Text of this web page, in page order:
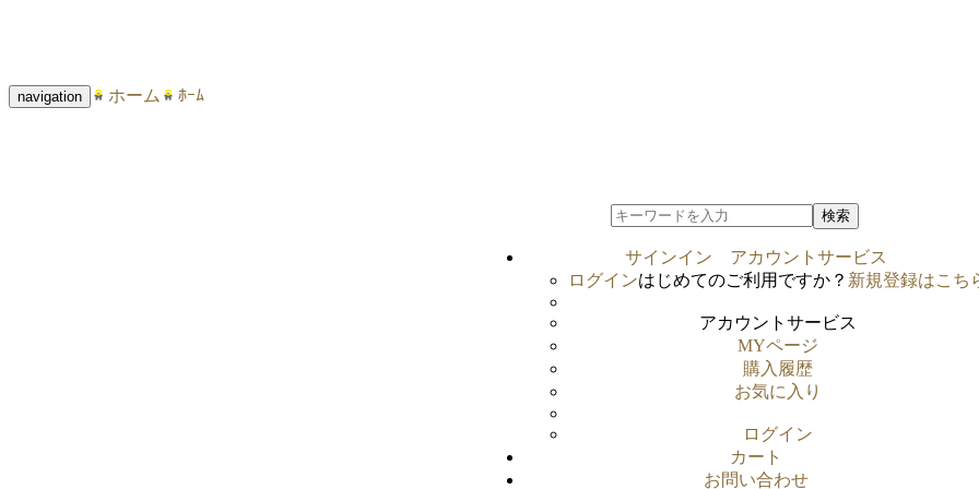
navigation ホーム ﾎｰﾑ
検索
サインイン
アカウントサービス
ログインはじめてのご利用ですか？ 新規登録はこち
アカウントサービス
MYページ
購入履歴
お気に入り
ログイン
カート
お問い合わせ